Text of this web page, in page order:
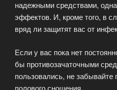
надежными средствами,
эффектов. И, кроме того, в
вряд ли защитят вас от
Если у вас пока нет
бы противозачаточными
пользовались, не забывайте
полового сношения.